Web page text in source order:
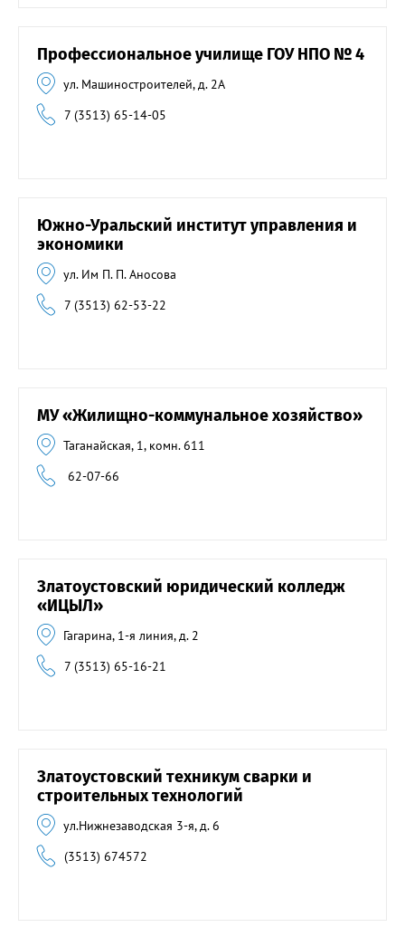
Профессиональное училище ГОУ НПО № 4
ул. Машиностроителей, д. 2А
7 (3513) 65-14-05
Южно-Уральский институт управления и
экономики
ул. Им П. П. Аносова
7 (3513) 62-53-22
МУ «Жилищно-коммунальное хозяйство»
Таганайская, 1, комн. 611
62-07-66
Златоустовский юридический колледж
«ИЦЫЛ»
Гагарина, 1-я линия, д. 2
7 (3513) 65-16-21
Златоустовский техникум сварки и
строительных технологий
ул.Нижнезаводская 3-я, д. 6
(3513) 674572